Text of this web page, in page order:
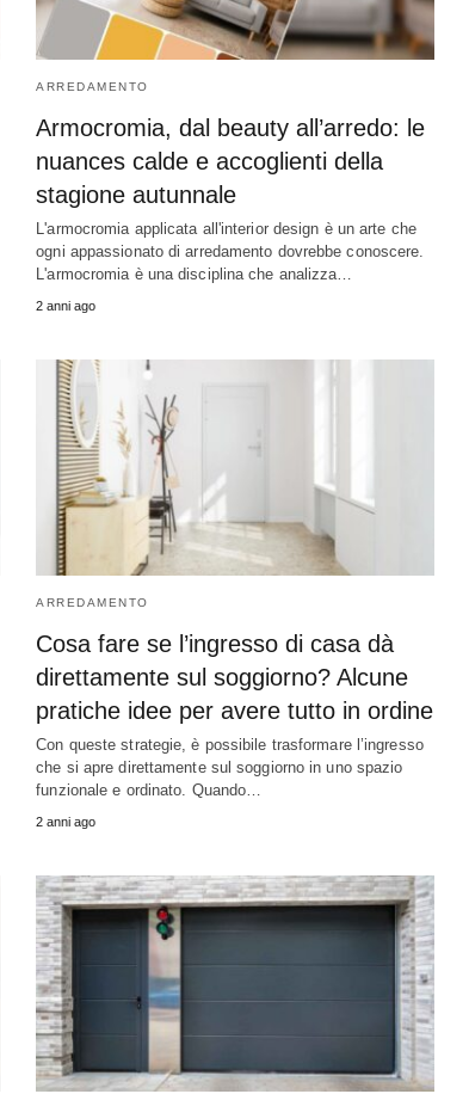
ARREDAMENTO
Armocromia, dal beauty all’arredo: le
nuances calde e accoglienti della
stagione autunnale
L'armocromia applicata all'interior design è un arte che
ogni appassionato di arredamento dovrebbe conoscere.
L'armocromia è una disciplina che analizza…
2 anni ago
ARREDAMENTO
Cosa fare se l’ingresso di casa dà
direttamente sul soggiorno? Alcune
pratiche idee per avere tutto in ordine
Con queste strategie, è possibile trasformare l’ingresso
che si apre direttamente sul soggiorno in uno spazio
funzionale e ordinato. Quando…
2 anni ago